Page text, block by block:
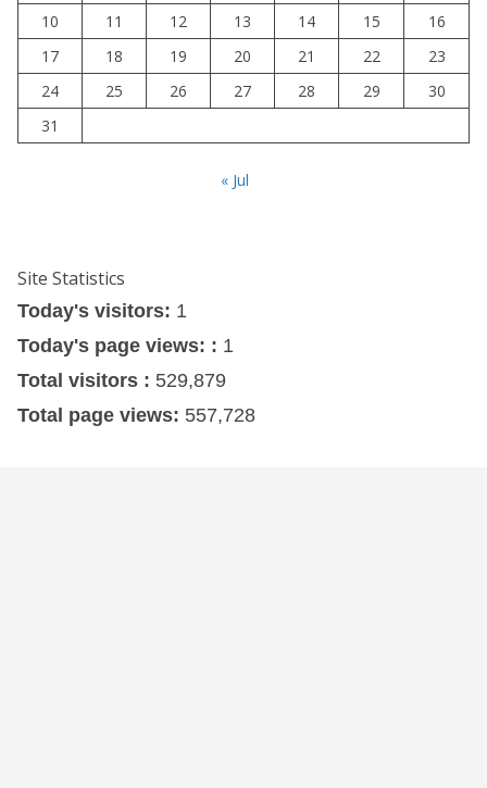
10
11 12 13 14 15
16
17
18 19 20 21 22
23
24
25 26 27 28 29
30
31
« Jul
Site Statistics
Today's visitors: 1
Today's page views: : 1
Total visitors : 529,879
Total page views: 557,728